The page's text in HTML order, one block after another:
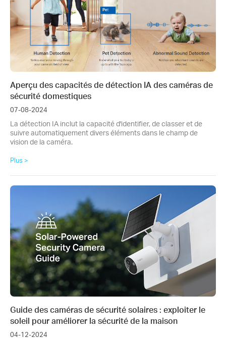
Aperçu des capacités de détection IA des caméras de
sécurité domestiques
07-08-2024
La détection IA inclut la capacité d'identifier, de classer et de
suivre automatiquement divers éléments dans le champ de
vision de la caméra.
Plus >
Guide des caméras de sécurité solaires : exploiter le
soleil pour améliorer la sécurité de la maison
04-12-2024